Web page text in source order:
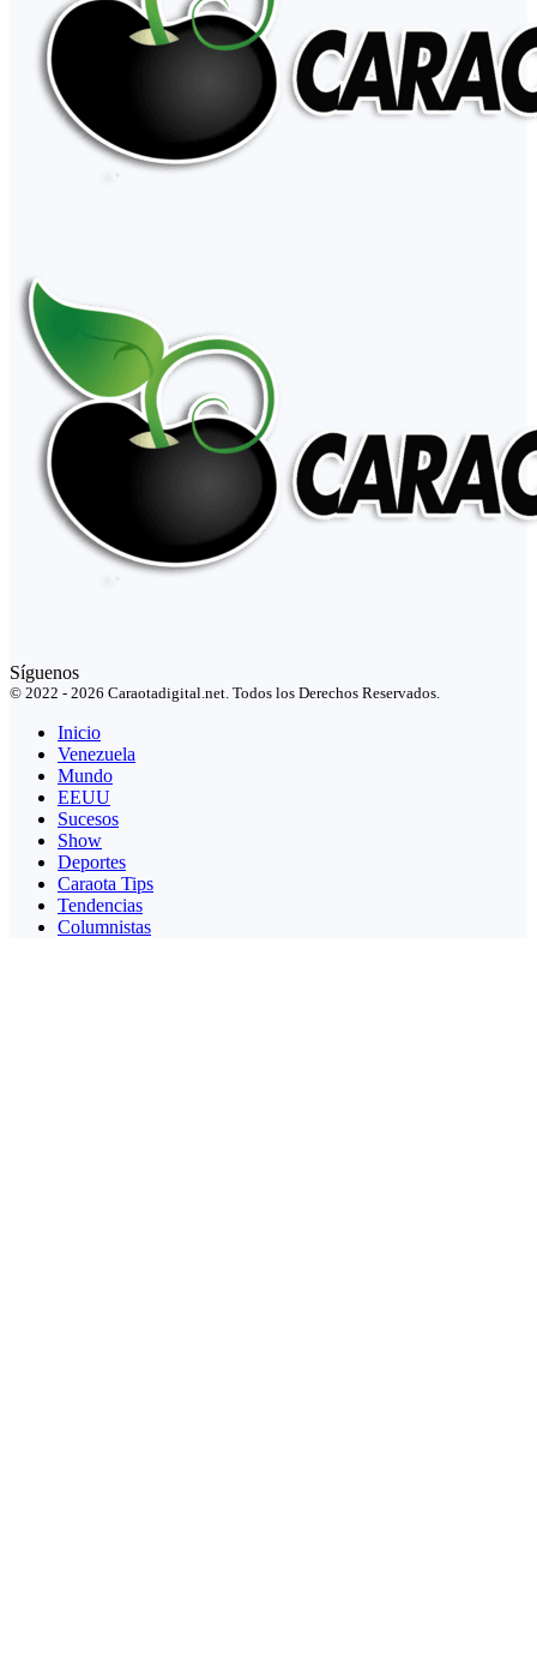
Síguenos
© 2022 - 2026 Caraotadigital.net. Todos los Derechos Reservados.
Inicio
Venezuela
Mundo
EEUU
Sucesos
Show
Deportes
Caraota Tips
Tendencias
Columnistas